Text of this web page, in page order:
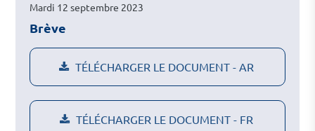
Mardi 12 septembre 2023
Brève
TÉLÉCHARGER LE DOCUMENT - AR
TÉLÉCHARGER LE DOCUMENT - FR